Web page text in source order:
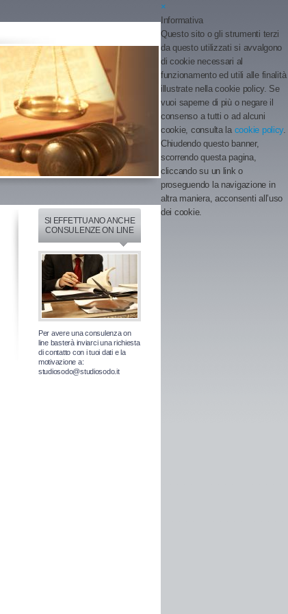
SI EFFETTUANO ANCHE
CONSULENZE ON LINE
Per avere una consulenza on
line basterà inviarci una richiesta
di contatto con i tuoi dati e la
motivazione a:
studiosodo@studiosodo.it
×
Informativa
Questo sito o gli strumenti terzi
da questo utilizzati si avvalgono
di cookie necessari al
funzionamento ed utili alle finalità
illustrate nella cookie policy. Se
vuoi saperne di più o negare il
consenso a tutti o ad alcuni
cookie, consulta la cookie policy.
Chiudendo questo banner,
scorrendo questa pagina,
cliccando su un link o
proseguendo la navigazione in
altra maniera, acconsenti all’uso
dei cookie.